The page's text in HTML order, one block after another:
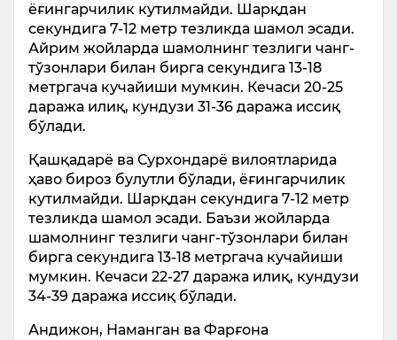
ёғингарчилик кутилмайди. Шарқдан
секундига 7-12 метр тезликда шамол эсади.
Айрим жойларда шамолнинг тезлиги чанг-
тўзонлари билан бирга секундига 13-18
метргача кучайиши мумкин. Кечаси 20-25
даража илиқ, кундузи 31-36 даража иссиқ
бўлади.
Қашқадарё ва Сурхондарё вилоятларида
ҳаво бироз булутли бўлади, ёғингарчилик
кутилмайди. Шарқдан секундига 7-12 метр
тезликда шамол эсади. Баъзи жойларда
шамолнинг тезлиги чанг-тўзонлари билан
бирга секундига 13-18 метргача кучайиши
мумкин. Кечаси 22-27 даража илиқ, кундузи
34-39 даража иссиқ бўлади.
Андижон, Наманган ва Фарғона